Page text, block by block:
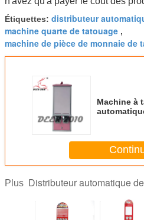
Étiquettes: distributeur
machine quarte de tatouage ,
machine de pièce de monnaie de
Machine à
Plus Distributeur automatique